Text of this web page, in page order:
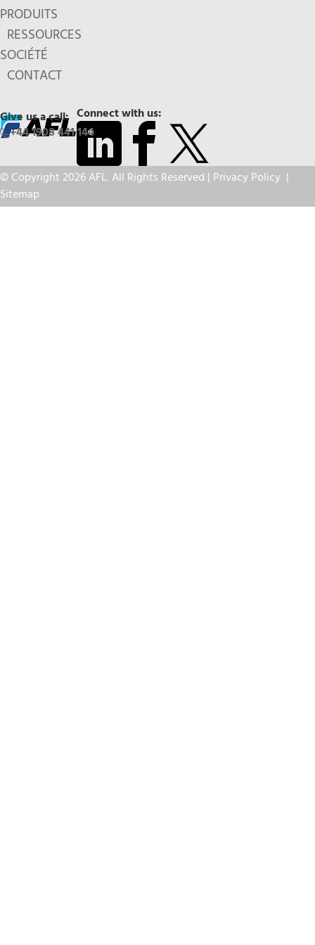
PRODUITS
RESSOURCES
SOCIÉTÉ
CONTACT
Connect with us:
Give us a call:
+44 1908 441 144
© Copyright 2026 AFL. All Rights Reserved | Privacy Policy |
Sitemap